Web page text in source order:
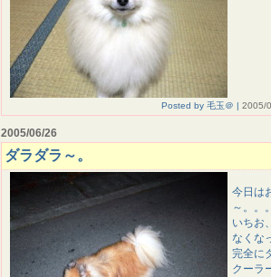
Posted by 毛玉＠ | 2005/
2005/06/26
ダラダラ～。
今日は
～。。
いちお
なくな
完全に
クーラ